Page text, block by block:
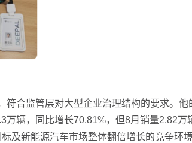
监管层对大型企业治理结构的要求。他
，同比增长70.81%，但8月销量2.82万
及新能源汽车市场整体翻倍增长的竞争环